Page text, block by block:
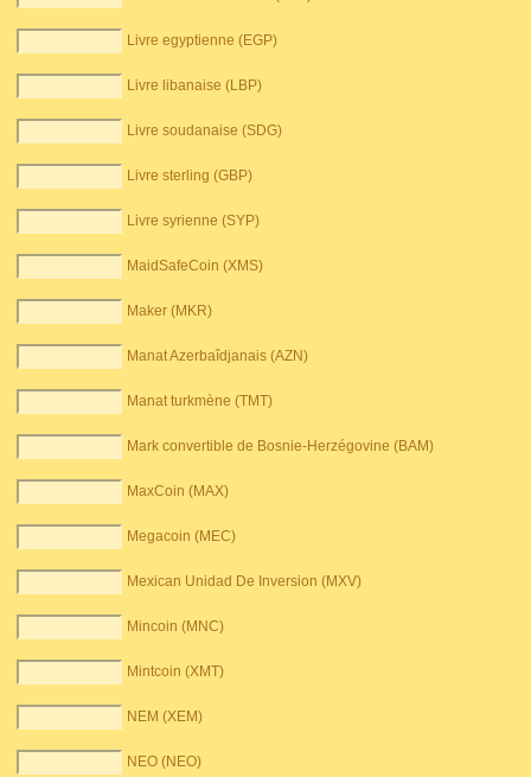
Livre egyptienne (EGP)
Livre libanaise (LBP)
Livre soudanaise (SDG)
Livre sterling (GBP)
Livre syrienne (SYP)
MaidSafeCoin (XMS)
Maker (MKR)
Manat Azerbaîdjanais (AZN)
Manat turkmène (TMT)
Mark convertible de Bosnie-Herzégovine (BAM)
MaxCoin (MAX)
Megacoin (MEC)
Mexican Unidad De Inversion (MXV)
Mincoin (MNC)
Mintcoin (XMT)
NEM (XEM)
NEO (NEO)